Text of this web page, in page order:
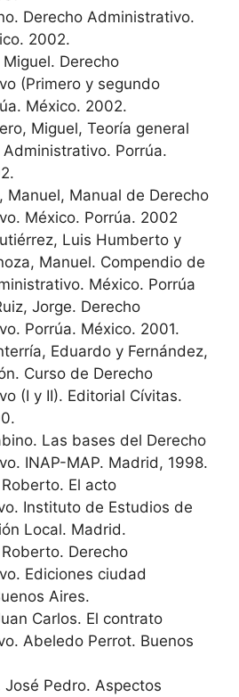
Derecho Administrativo.
2002.
Miguel. Derecho
(Primero y segundo
México. 2002.
Miguel, Teoría general
Porrúa.
Manuel, Manual de Derecho
México. Porrúa. 2002
Luis Humberto y
Manuel. Compendio de
México. Porrúa
Jorge. Derecho
Porrúa. México. 2001.
Eduardo y Fernández,
Curso de Derecho
(I y II). Editorial Cívitas.
Las bases del Derecho
INAP-MAP. Madrid, 1998.
El acto
Instituto de Estudios de
Local. Madrid.
Derecho
Ediciones ciudad
Aires.
Carlos. El contrato
Abeledo Perrot. Buenos
José Pedro. Aspectos